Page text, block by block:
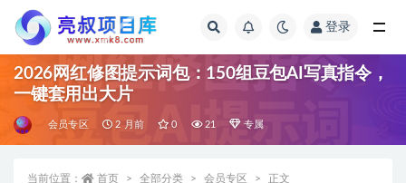
登录
2026网红修图提示词包：150组豆包AI写真指令，
一键套用出大片
会员专区 2 月前 0 21 专属
当前位置： 首页 全部分类 会员专区 正文